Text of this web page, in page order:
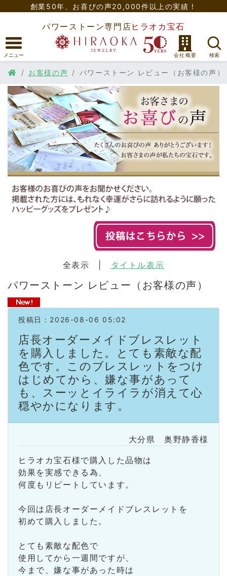
創業50年、 お喜びの声20,000件以上の実績！
パワーストーン専門店 ヒラオカ宝石
お客様の声 パワーストーン レビュー（お客様の声）
全表示 | タイトル表示
パワーストーン レビュー（お客様の声）
投稿日：2026-08-06 05:02
店長オーダーメイドブレスレット
を購入しました。とても素敵な配
色です。このブレスレットをつけ
はじめてから、嫌な事があって
も、スーッとイライラが消えて心
穏やかになります。
大分県 奥野静香様
ヒラオカ宝石様で購入した品物は
効果を実感できる為、
何度もリピートしています。
今回は店長オーダーメイドブレスレットを
初めて購入しました。
とても素敵な配色で
使用してから一週間ですが、
今まで、嫌な事があった時は